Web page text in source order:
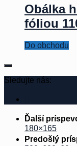
Obálka
fóliou
Do obchodu
Sledujte nás:
Ďalší
180×165
Predošlý